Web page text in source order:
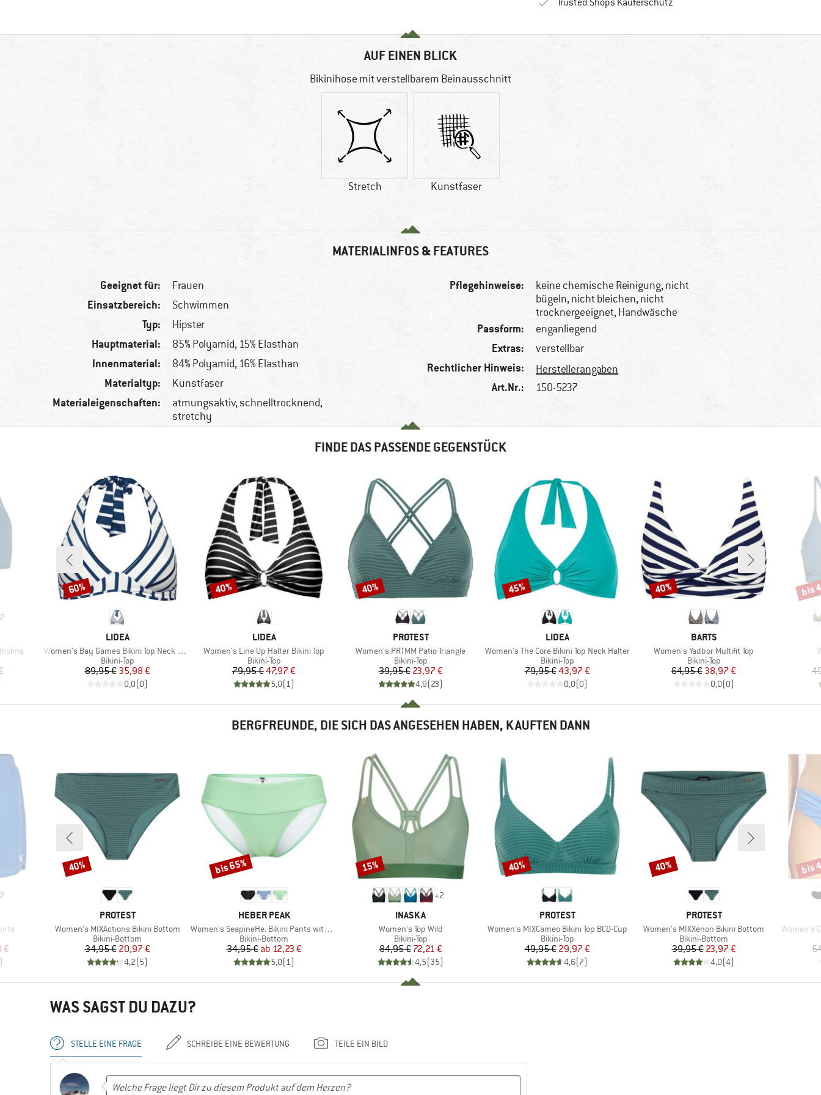
Trusted Shops Käuferschutz
AUF EINEN BLICK
Bikinihose mit verstellbarem Beinausschnitt
Stretch Kunstfaser
MATERIALINFOS & FEATURES
Geeignet für: Frauen
Einsatzbereich: Schwimmen
Typ: Hipster
Hauptmaterial: 85% Polyamid, 15% Elasthan
Innenmaterial: 84% Polyamid, 16% Elasthan
Materialtyp: Kunstfaser
Materialeigenschaften:
atmungsaktiv, schnelltrocknend,
stretchy
Pflegehinweise:
keine chemische Reinigung, nicht
bügeln, nicht bleichen, nicht
trocknergeeignet, Handwäsche
Passform: enganliegend
Extras: verstellbar
Rechtlicher Hinweis: Herstellerangaben
Art.Nr.: 150-5237
FINDE DAS PASSENDE GEGENSTÜCK
2
Preis
MARKE
LIDEA
Artikel
Women's Bay Games Bikini Top Neck Halter
Produktgruppe
Bikini-Top
Preis
89,95 €reduzierter Preis
35,98 €
0,0(0)
Rabatt
60%
MARKE
LIDEA
Artikel
Women's Line Up Halter Bikini Top
Produktgruppe
Bikini-Top
Preis
79,95 €reduzierter Preis
47,97 €
5,0(1)
Rabatt
40%
MARKE
PROTEST
Artikel
Women's PRTMM Patio Triangle
Produktgruppe
Bikini-Top
Preis
39,95 €reduzierter Preis
23,97 €
4,9(23)
Rabatt
40%
MARKE
LIDEA
Artikel
Women's The Core Bikini Top Neck Halter
Produktgruppe
Bikini-Top
Preis
79,95 €reduzierter Preis
43,97 €
0,0(0)
Rabatt
45%
MARKE
BARTS
Artikel
Women's Yadbor Multifit Top
Produktgruppe
Bikini-Top
Preis
64,95 € reduzierter Preis
38,97 €
0,0(0)
Rabatt
40% bis
BERGFREUNDE, DIE SICH DAS ANGESEHEN HABEN, KAUFTEN DANN
2
Preis
€
MARKE
PROTEST
Artikel
Women's MIXActions Bikini Bottom
Produktgruppe
Bikini-Bottom
Preis
34,95 €reduzierter Preis
20,97 €
4,2(5)
Rabatt
40%
MARKE
HEBER PEAK
Artikel
Women's SeapineHe. Bikini Pants with Waistband
Produktgruppe
Bikini-Bottom
Preis
34,95 € reduzierter Preis
ab 12,23 €
5,0(1)
Rabatt
bis 65%
+2
MARKE
INASKA
Artikel
Women's Top Wild
Produktgruppe
Bikini-Top
Preis
84,95 €reduzierter Preis
72,21 €
4,5(35)
Rabatt
15%
MARKE
PROTEST
Artikel
Women's MIXCameo Bikini Top BCD-Cup
Produktgruppe
Bikini-Top
Preis
49,95 €reduzierter Preis
29,97 €
4,6(7)
Rabatt
40%
MARKE
PROTEST
Artikel
Women's MIXXenon Bikini Bottom
Produktgruppe
Bikini-Bottom
Preis
39,95 €reduzierter Preis
23,97 €
4,0(4)
Rabatt
40%
Artikel
Women's
bis
WAS SAGST DU DAZU?
STELLE EINE FRAGE SCHREIBE EINE BEWERTUNG TEILE EIN BILD